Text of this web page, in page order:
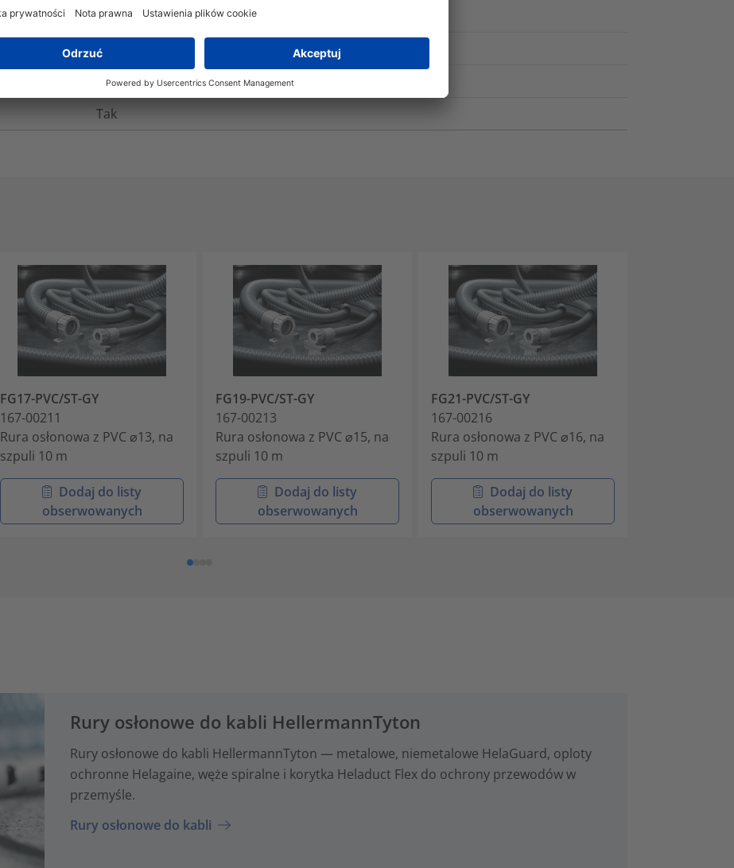
IP68
Nie
-20°C do +70°C, (+80°C, 200 h)
Tak
FG17-PVC/ST-GY
167-00211
Rura osłonowa z PVC ⌀13, na
szpuli 10 m
Dodaj do listy
obserwowanych
FG19-PVC/ST-GY
167-00213
Rura osłonowa z PVC ⌀15, na
szpuli 10 m
Dodaj do listy
obserwowanych
FG21-PVC/ST-GY
167-00216
Rura osłonowa z PVC ⌀16, na
szpuli 10 m
Dodaj do listy
obserwowanych
Rury osłonowe do kabli HellermannTyton
Rury osłonowe do kabli HellermannTyton — metalowe, niemetalowe HelaGuard, oploty
ochronne Helagaine, węże spiralne i korytka Heladuct Flex do ochrony przewodów w
przemyśle.
Rury osłonowe do kabli